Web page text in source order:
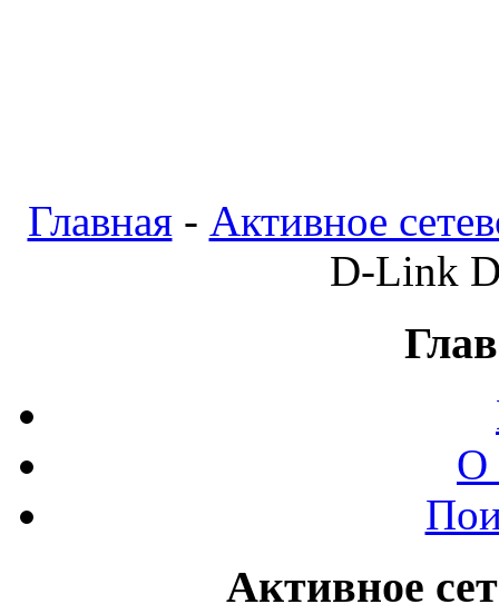
Главная- Активное
D-Link
О
Активное